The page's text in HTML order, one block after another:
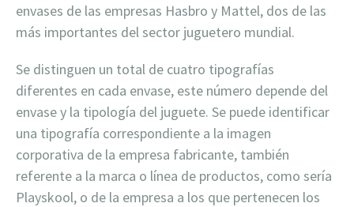
envases de las empresas Hasbro y Mattel, dos de las
más importantes del sector juguetero mundial.
Se distinguen un total de cuatro tipografías
diferentes en cada envase, este número depende del
envase y la tipología del juguete. Se puede identificar
una tipografía correspondiente a la imagen
corporativa de la empresa fabricante, también
referente a la marca o línea de productos, como sería
Playskool, o de la empresa a los que pertenecen los